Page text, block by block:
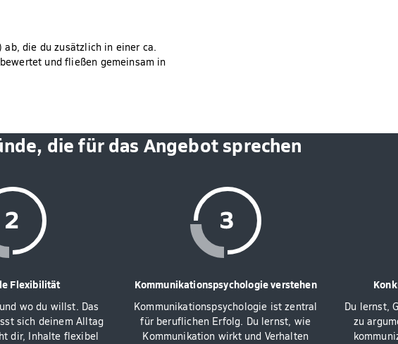
die du zusätzlich in einer ca.
und fließen gemeinsam in
die für das Angebot sprechen
Flexibilität
wo du willst. Das
sich deinem Alltag
dir, Inhalte flexibel
Kommunikationspsychologie verstehen
Kommunikationspsychologie ist zentral
für beruflichen Erfolg. Du lernst, wie
Kommunikation wirkt und Verhalten
Du lernst,
zu